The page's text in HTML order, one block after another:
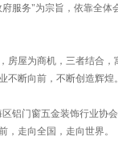
服务"为宗旨，依靠全体
屋为商机，三者结合
不断向前，不断创造辉煌。
铝门窗五金装饰行业协
，走向全国，走向世界。